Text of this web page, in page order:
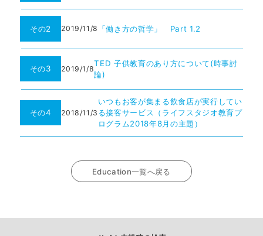
その2 2019/11/8 「働き方の哲学」 Part 1.2
その3 2019/1/8
TED 子供教育のあり方について(時事討
論)
その4 2018/11/3
いつもお客が集まる飲食店が実行してい
る接客サービス（ライフスタジオ教育プ
ログラム2018年8月の主題）
Education一覧へ戻る